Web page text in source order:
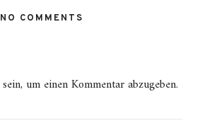
NO COMMENTS
sein, um einen Kommentar abzugeben.